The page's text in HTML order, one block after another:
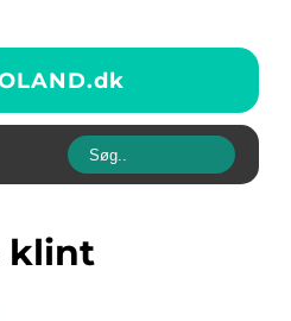
dk
klint